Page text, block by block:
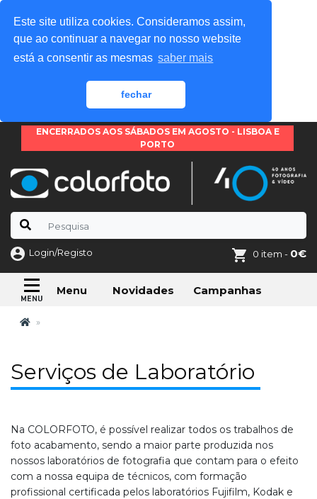
Este site utiliza cookies. Consideramos assim,
que ao continuar a navegar no nosso website
está a consentir as mesmas saber mais
fechar
ENCERRADOS AOS SÁBADOS EM AGOSTO - LISBOA E
PORTO
Login/Registo 0 item - 0€
Menu Novidades Campanhas
Serviços de Laboratório
Na COLORFOTO, é possível realizar todos os trabalhos de
foto acabamento, sendo a maior parte produzida nos
nossos laboratórios de fotografia que contam para o efeito
com a nossa equipa de técnicos, com formação
profissional certificada pelos laboratórios Fujifilm, Kodak e